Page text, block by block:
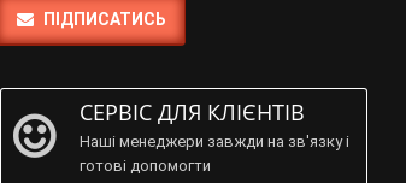
ПІДПИСАТИСЬ
СЕРВІС ДЛЯ КЛІЄНТІВ
Наші менеджери завжди на зв'язку і
готові допомогти